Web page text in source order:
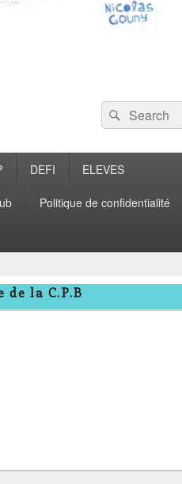
Recherche :
Rechercher
DEFI ELEVES
Politique de confidentialité
de la C.P.B